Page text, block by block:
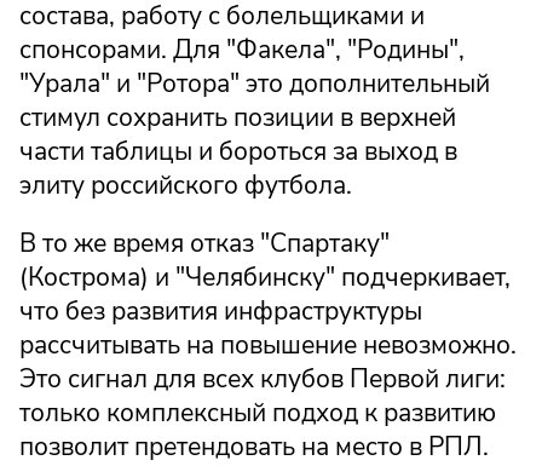
состава, работу с болельщиками и
спонсорами. Для "Факела", "Родины",
"Урала" и "Ротора" это дополнительный
стимул сохранить позиции в верхней
части таблицы и бороться за выход в
элиту российского футбола.
В то же время отказ "Спартаку"
(Кострома) и "Челябинску" подчеркивает,
что без развития инфраструктуры
рассчитывать на повышение невозможно.
Это сигнал для всех клубов Первой лиги:
только комплексный подход к развитию
позволит претендовать на место в РПЛ.